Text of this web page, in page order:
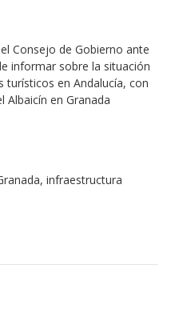
Consejo de Gobierno ante
informar sobre la situación
turísticos en Andalucía, con
Albaicín en Granada
infraestructura